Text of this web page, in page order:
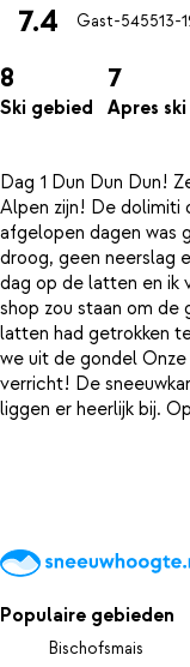
7.4 Gast-545513-
8
Ski gebied
7
Apres ski
Dag 1 Dun Dun Dun!
Alpen zijn! De dolimiti
afgelopen dagen was
droog, geen neerslag
dag op de latten en ik
shop zou staan om de
latten had getrokken
we uit de gondel
verricht! De
Populaire gebieden
Bischofsmais